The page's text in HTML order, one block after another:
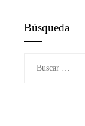
Búsqueda